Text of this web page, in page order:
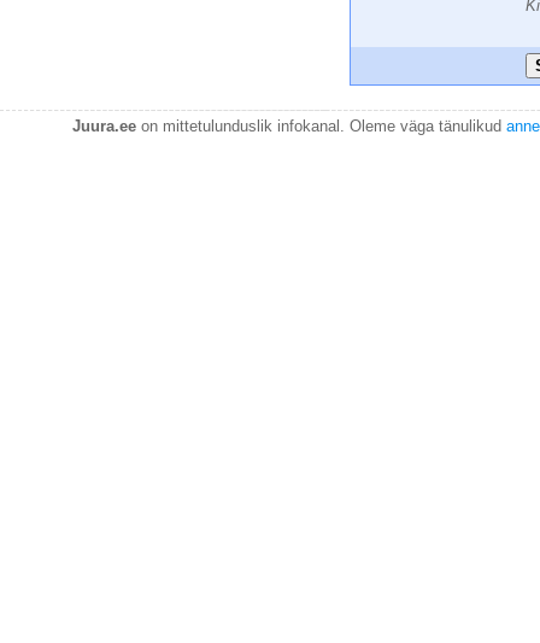
Juura.eeon mittetulunduslik infokanal. Oleme väga tänulikud